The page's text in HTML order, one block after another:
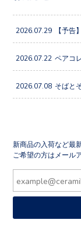
2026.07.29 【予告
2026.07.22 ペアコ
2026.07.08 そばと
新商品の入荷など最
ご希望の方はメール